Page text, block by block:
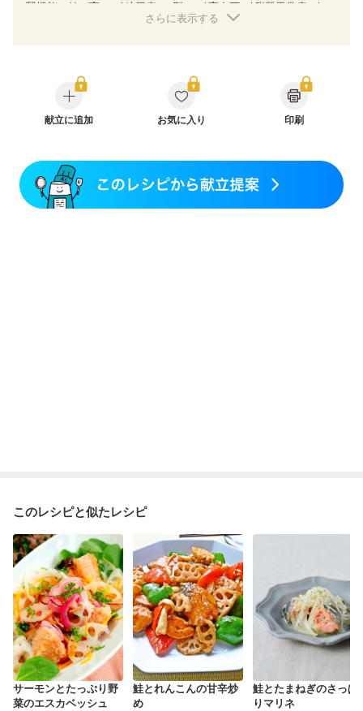
腎機能の値が高い
糖尿病（2型） 高血圧
脂質異常症
狭心症 心筋梗塞
過敏性腸症候群（IBS）
糖尿病性腎症（第１期）
糖尿病性腎症（第２期）
糖尿病性腎症（第３期）
CKD（ステージ１）
CKD（ステージ２）
乳がん治療を終えた方・経過観察中の方など
妊婦健診・体重増加が気になる（初期）
妊婦健診・血圧が気になる（初期）
さらに表示する
献立に追加 お気に入り 印刷
このレシピと似たレシピ
サーモンとたっぷり野
菜のエスカベッシュ
鮭とれんこんの甘辛炒
め
鮭とたまねぎのさっぱ
りマリネ